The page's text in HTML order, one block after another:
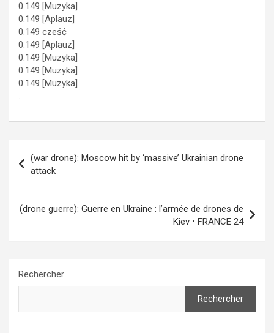
0.149 [Muzyka]
0.149 [Aplauz]
0.149 cześć
0.149 [Aplauz]
0.149 [Muzyka]
0.149 [Muzyka]
0.149 [Muzyka]
.
de
l’article
(war drone): Moscow hit by ‘massive’ Ukrainian drone
attack
(drone guerre): Guerre en Ukraine : l’armée de drones de
Kiev • FRANCE 24
Rechercher
Rechercher